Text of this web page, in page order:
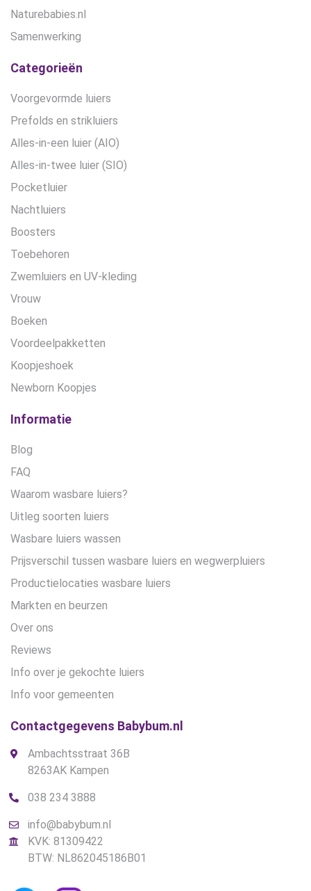
Naturebabies.nl
Samenwerking
Categorieën
Voorgevormde luiers
Prefolds en strikluiers
Alles-in-een luier (AIO)
Alles-in-twee luier (SIO)
Pocketluier
Nachtluiers
Boosters
Toebehoren
Zwemluiers en UV-kleding
Vrouw
Boeken
Voordeelpakketten
Koopjeshoek
Newborn Koopjes
Informatie
Blog
FAQ
Waarom wasbare luiers?
Uitleg soorten luiers
Wasbare luiers wassen
Prijsverschil tussen wasbare luiers en wegwerpluiers
Productielocaties wasbare luiers
Markten en beurzen
Over ons
Reviews
Info over je gekochte luiers
Info voor gemeenten
Contactgegevens Babybum.nl
Ambachtsstraat 36B
8263AK Kampen
038 234 3888
info@babybum.nl
KVK: 81309422
BTW: NL862045186B01